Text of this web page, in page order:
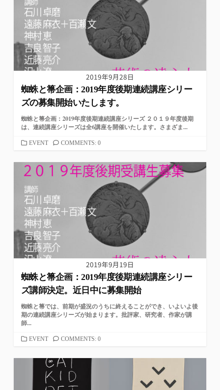
2019年9月28日
蜘蛛と箒企画：2019年度後期連続講座シリー
ズの募集開始いたします。
蜘蛛と箒企画：2019年度後期連続講座シリーズ ２０１９年度後期
は、連続講座シリーズは全6講座を開催いたします。さまざま...
カ
ゴ
リ
EVENT COMMENTS: 0
2019年9月19日
蜘蛛と箒企画：2019年度後期連続講座シリー
ズ講師決定。近日中に募集開始
蜘蛛と箒では、前期が盛況のうちに終えることができ、いよいよ後
期の連続講座シリーズが始まります。批評家、研究者、作家が講
師...
カ
ゴ
EVENT COMMENTS: 0